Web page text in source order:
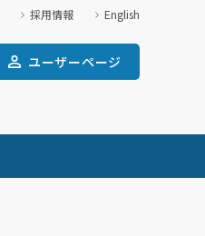
ユーザーページ
採用情報 English